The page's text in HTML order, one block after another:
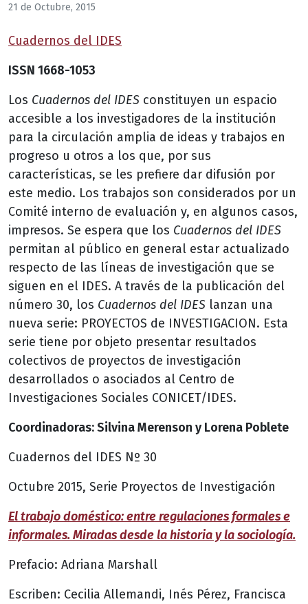
21 de Octubre, 2015
Cuadernos del IDES
ISSN 1668-1053
Los Cuadernos del IDES constituyen un espacio
accesible a los investigadores de la institución
para la circulación amplia de ideas y trabajos en
progreso u otros a los que, por sus
características, se les prefiere dar difusión por
este medio. Los trabajos son considerados por un
Comité interno de evaluación y, en algunos casos,
impresos. Se espera que los Cuadernos del IDES
permitan al público en general estar actualizado
respecto de las líneas de investigación que se
siguen en el IDES. A través de la publicación del
número 30, los Cuadernos del IDES lanzan una
nueva serie: PROYECTOS de INVESTIGACION. Esta
serie tiene por objeto presentar resultados
colectivos de proyectos de investigación
desarrollados o asociados al Centro de
Investigaciones Sociales CONICET/IDES.
Coordinadoras: Silvina Merenson y Lorena Poblete
Cuadernos del IDES Nº 30
Octubre 2015, Serie Proyectos de Investigación
El trabajo doméstico: entre regulaciones formales e
informales. Miradas desde la historia y la sociología.
Prefacio: Adriana Marshall
Escriben: Cecilia Allemandi, Inés Pérez, Francisca